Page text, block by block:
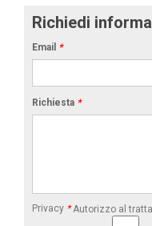
Richiedi
Email *
Richiesta *
Privacy * Autorizzo al